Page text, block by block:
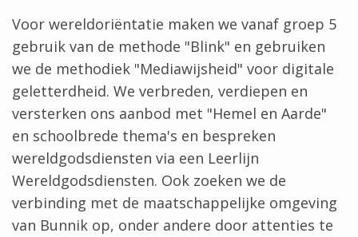
Voor wereldoriëntatie maken we vanaf groep 5
gebruik van de methode "Blink" en gebruiken
we de methodiek "Mediawijsheid" voor digitale
geletterdheid. We verbreden, verdiepen en
versterken ons aanbod met "Hemel en Aarde"
en schoolbrede thema's en bespreken
wereldgodsdiensten via een Leerlijn
Wereldgodsdiensten. Ook zoeken we de
verbinding met de maatschappelijke omgeving
van Bunnik op, onder andere door attenties te